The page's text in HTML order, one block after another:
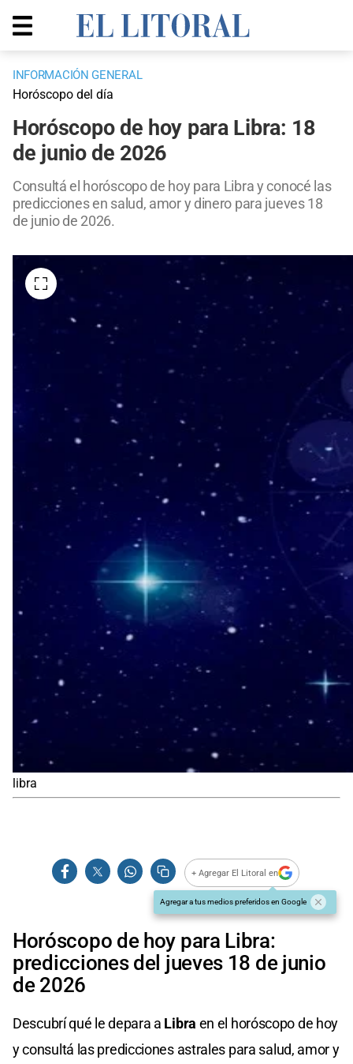
INFORMACIÓN GENERAL
Horóscopo del día
Horóscopo de hoy para Libra: 18
de junio de 2026
Consultá el horóscopo de hoy para Libra y conocé las
predicciones en salud, amor y dinero para jueves 18
de junio de 2026.
libra
+ Agregar El Litoral en
Agregar a tus medios preferidos en Google
Horóscopo de hoy para Libra:
predicciones del jueves 18 de junio
de 2026
Descubrí qué le depara a Libra en el horóscopo de hoy
y consultá las predicciones astrales para salud, amor y